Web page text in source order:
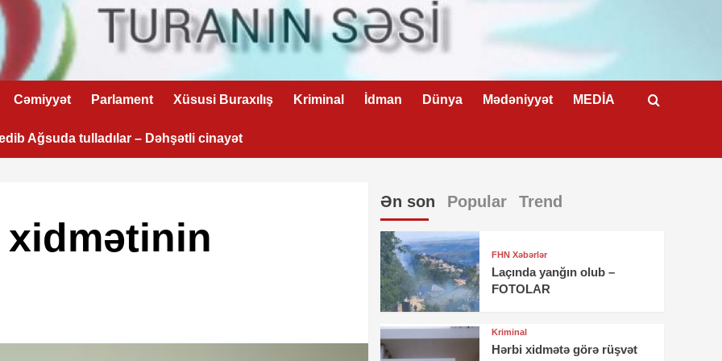
Cəmiyyət Parlament Xüsusi Buraxılış Kriminal İdman Dünya Mədəniyyət MEDİA
Ağsuda tulladılar – Dəhşətli cinayət
xidmətinin
Ən son Popular Trend
FHN Xəbərlər
Laçında yanğın olub –
FOTOLAR
Kriminal
Hərbi xidmətə görə rüşvət